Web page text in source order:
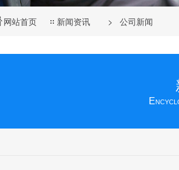
网站首页 新闻资讯 > 公司新闻